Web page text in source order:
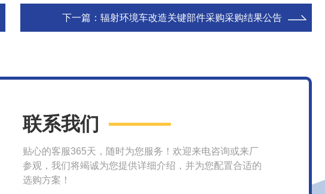
下一篇： 辐射环境车改造关键部件采购采购结果公告
联系我们
贴心的客服365天，随时为您服务！欢迎来电咨询或来厂
参观，我们将竭诚为您提供详细介绍，并为您配置合适的
选购方案！